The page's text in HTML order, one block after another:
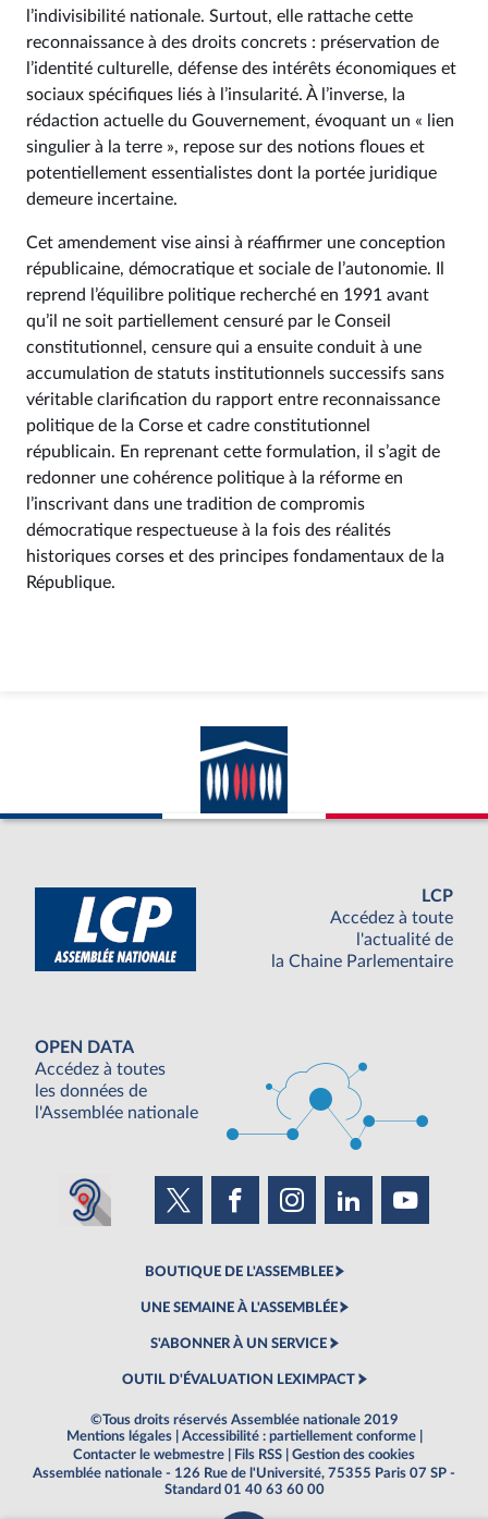
l’indivisibilité nationale. Surtout, elle rattache cette
reconnaissance à des droits concrets : préservation de
l’identité culturelle, défense des intérêts économiques et
sociaux spécifiques liés à l’insularité. À l’inverse, la
rédaction actuelle du Gouvernement, évoquant un « lien
singulier à la terre », repose sur des notions floues et
potentiellement essentialistes dont la portée juridique
demeure incertaine.
Cet amendement vise ainsi à réaffirmer une conception
républicaine, démocratique et sociale de l’autonomie. Il
reprend l’équilibre politique recherché en 1991 avant
qu’il ne soit partiellement censuré par le Conseil
constitutionnel, censure qui a ensuite conduit à une
accumulation de statuts institutionnels successifs sans
véritable clarification du rapport entre reconnaissance
politique de la Corse et cadre constitutionnel
républicain. En reprenant cette formulation, il s’agit de
redonner une cohérence politique à la réforme en
l’inscrivant dans une tradition de compromis
démocratique respectueuse à la fois des réalités
historiques corses et des principes fondamentaux de la
République.
LCP
Accédez à toute
l'actualité de
la Chaine Parlementaire
OPEN DATA
Accédez à toutes
les données de
l'Assemblée nationale
BOUTIQUE DE L'ASSEMBLEE
UNE SEMAINE À L'ASSEMBLÉE
S'ABONNER À UN SERVICE
OUTIL D'ÉVALUATION LEXIMPACT
©Tous droits réservés Assemblée nationale 2019
Mentions légales
Accessibilité : partiellement conforme
Contacter le webmestre
Fils RSS
Gestion des cookies
Assemblée nationale - 126 Rue de l'Université, 75355 Paris 07 SP -
Standard 01 40 63 60 00